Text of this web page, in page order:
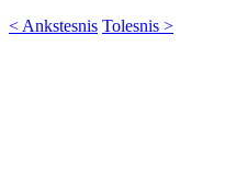
< Ankstesnis Tolesnis >